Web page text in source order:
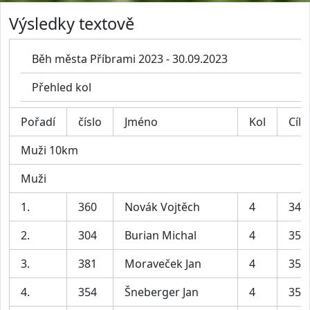
Výsledky textově
Běh města Příbrami 2023 - 30.09.2023
Přehled kol
Pořadí číslo Jméno Kol
Cíl
Muži 10km
Muži
1.
360 Novák Vojtěch 4
2.
304 Burian Michal 4
3.
381 Moraveček Jan 4
4.
354 Šneberger Jan 4